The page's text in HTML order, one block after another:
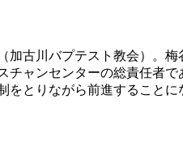
古川バプテスト教会）。
ャンセンターの総責任者
とりながら前進することに